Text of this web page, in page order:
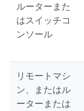
ルーターまた
はスイッチコ
ンソール
リモートマシ
ン、またはル
ーターまたは